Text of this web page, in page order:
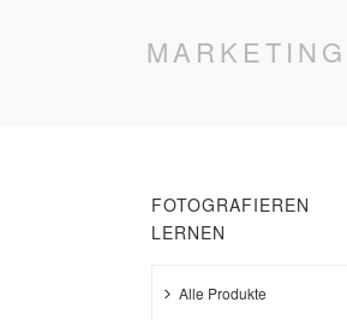
FOTOGRAFIEREN
LERNEN
Alle Produkte